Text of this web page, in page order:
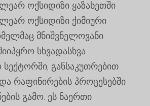
ოქსიდიზი ყაზახეთში
ოქსიდიზი ქიმიური
მნიშვნელოვანი
სხვადასხვა
განსაკუთრებით
რაფინირების პროცესებში
გამო. ეს ნაერთი